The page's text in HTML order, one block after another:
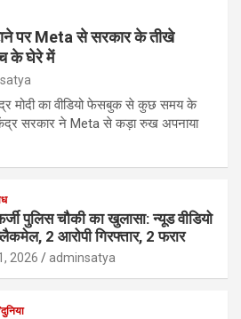
पर Meta से सरकार के तीखे
के घेरे में
मोदी का वीडियो फेसबुक से कुछ समय के
सरकार ने Meta से कड़ा रुख अपनाया
पुलिस चौकी का खुलासा: न्यूड वीडियो
2 आरोपी गिरफ्तार, 2 फरार
2026 adminsatya